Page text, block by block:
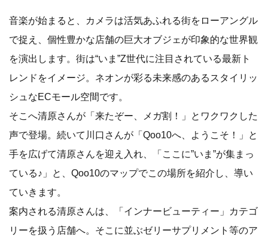
音楽が始まると、カメラは活気あふれる街をローアングル
で捉え、個性豊かな店舗の巨大オブジェが印象的な世界観
を演出します。街は“いま”Z世代に注目されている最新ト
レンドをイメージ。ネオンが彩る未来感のあるスタイリッ
シュなECモール空間です。
そこへ清原さんが「来たぞー、メガ割！」とワクワクした
声で登場。続いて川口さんが「Qoo10へ、ようこそ！」と
手を広げて清原さんを迎え入れ、「ここに”いま”が集まっ
ている♪」と、Qoo10のマップでこの場所を紹介し、導い
ていきます。
案内される清原さんは、「インナービューティー」カテゴ
リーを扱う店舗へ。そこに並ぶゼリーサプリメント等のア